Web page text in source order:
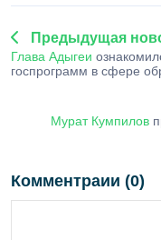
Предыдущая
Глава Адыгеи
госпрограмм в сфере
Мурат Кумпилов
Комментраии (0)